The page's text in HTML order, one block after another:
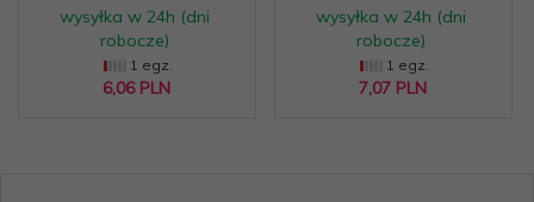
wysyłka w 24h (dni
robocze)
1 egz.
6,06 PLN
wysyłka w 24h (dni
robocze)
1 egz.
7,07 PLN